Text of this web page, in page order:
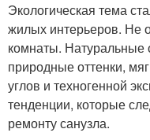
Экологическая тема
жилых интерьеров. Не
комнаты. Натуральные
природные оттенки,
углов и техногенной
тенденции, которые
ремонту санузла.